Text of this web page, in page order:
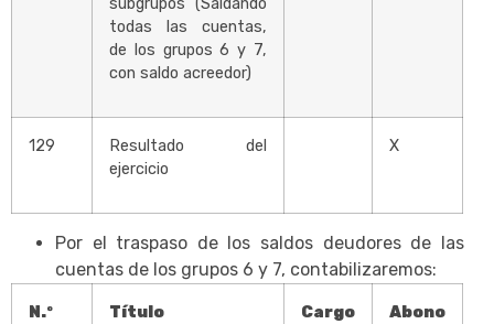
subgrupos (Saldando
todas las cuentas,
de los grupos 6 y 7,
con saldo acreedor)
129
Resultado del
ejercicio
X
Por el traspaso de los saldos deudores de las
cuentas de los grupos 6 y 7, contabilizaremos:
N.º
Título Cargo Abono